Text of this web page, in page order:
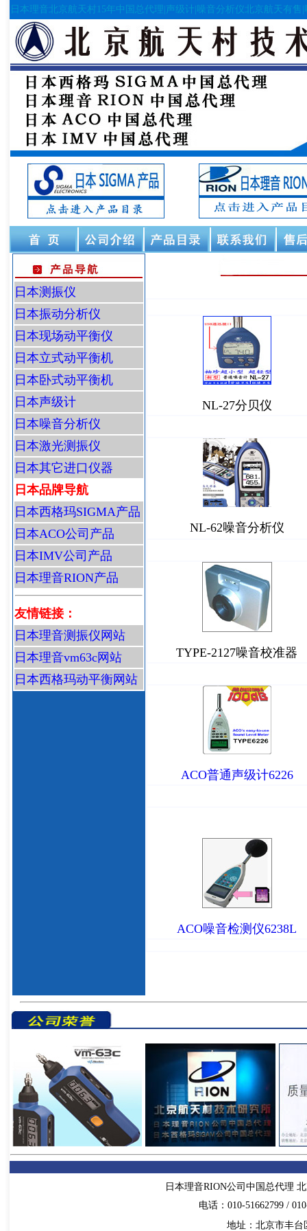
日本理音北京航天村15年中国总代理|声级计|噪音分析仪北京航天有售
日本测振仪
日本振动分析仪
日本现场动平衡仪
日本立式动平衡机
日本卧式动平衡机
日本声级计
日本噪音分析仪
日本激光测振仪
日本其它进口仪器
日本品牌导航
日本西格玛SIGMA产品
日本ACO公司产品
日本IMV公司产品
日本理音RION产品
友情链接：
日本理音测振仪网站
日本理音vm63c网站
日本西格玛动平衡网站
NL-27分贝仪
NL-62噪音分析仪
TYPE-2127噪音校准器
ACO普通声级计6226
ACO噪音检测仪6238L
日本理音RION公司中国总代理
电话：010-51662799 /
地址：北京市丰台